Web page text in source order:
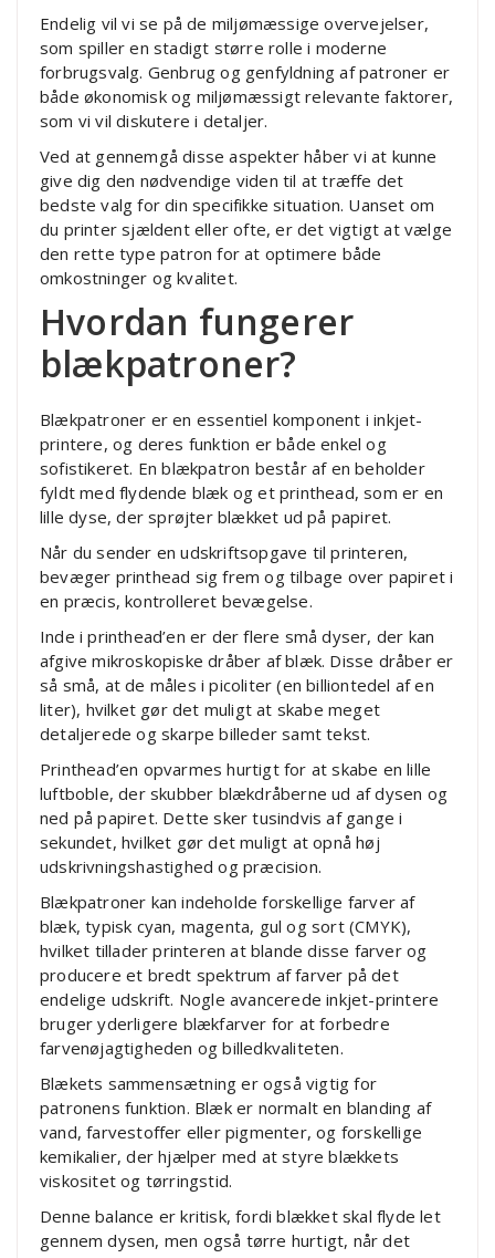
Endelig vil vi se på de miljømæssige overvejelser,
som spiller en stadigt større rolle i moderne
forbrugsvalg. Genbrug og genfyldning af patroner er
både økonomisk og miljømæssigt relevante faktorer,
som vi vil diskutere i detaljer.
Ved at gennemgå disse aspekter håber vi at kunne
give dig den nødvendige viden til at træffe det
bedste valg for din specifikke situation. Uanset om
du printer sjældent eller ofte, er det vigtigt at vælge
den rette type patron for at optimere både
omkostninger og kvalitet.
Hvordan fungerer
blækpatroner?
Blækpatroner er en essentiel komponent i inkjet-
printere, og deres funktion er både enkel og
sofistikeret. En blækpatron består af en beholder
fyldt med flydende blæk og et printhead, som er en
lille dyse, der sprøjter blækket ud på papiret.
Når du sender en udskriftsopgave til printeren,
bevæger printhead sig frem og tilbage over papiret i
en præcis, kontrolleret bevægelse.
Inde i printhead’en er der flere små dyser, der kan
afgive mikroskopiske dråber af blæk. Disse dråber er
så små, at de måles i picoliter (en billiontedel af en
liter), hvilket gør det muligt at skabe meget
detaljerede og skarpe billeder samt tekst.
Printhead’en opvarmes hurtigt for at skabe en lille
luftboble, der skubber blækdråberne ud af dysen og
ned på papiret. Dette sker tusindvis af gange i
sekundet, hvilket gør det muligt at opnå høj
udskrivningshastighed og præcision.
Blækpatroner kan indeholde forskellige farver af
blæk, typisk cyan, magenta, gul og sort (CMYK),
hvilket tillader printeren at blande disse farver og
producere et bredt spektrum af farver på det
endelige udskrift. Nogle avancerede inkjet-printere
bruger yderligere blækfarver for at forbedre
farvenøjagtigheden og billedkvaliteten.
Blækets sammensætning er også vigtig for
patronens funktion. Blæk er normalt en blanding af
vand, farvestoffer eller pigmenter, og forskellige
kemikalier, der hjælper med at styre blækkets
viskositet og tørringstid.
Denne balance er kritisk, fordi blækket skal flyde let
gennem dysen, men også tørre hurtigt, når det